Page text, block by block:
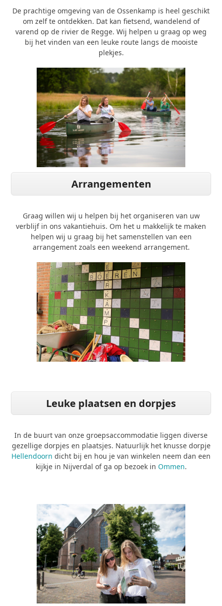
De prachtige omgeving van de Ossenkamp is heel geschikt
om zelf te ontdekken. Dat kan fietsend, wandelend of
varend op de rivier de Regge. Wij helpen u graag op weg
bij het vinden van een leuke route langs de mooiste
plekjes.
Arrangementen
Graag willen wij u helpen bij het organiseren van uw
verblijf in ons vakantiehuis. Om het u makkelijk te maken
helpen wij u graag bij het samenstellen van een
arrangement zoals een weekend arrangement.
Leuke plaatsen en dorpjes
In de buurt van onze groepsaccommodatie liggen diverse
gezellige dorpjes en plaatsjes. Natuurlijk het knusse dorpje
Hellendoorn dicht bij en hou je van winkelen neem dan een
kijkje in Nijverdal of ga op bezoek in Ommen.